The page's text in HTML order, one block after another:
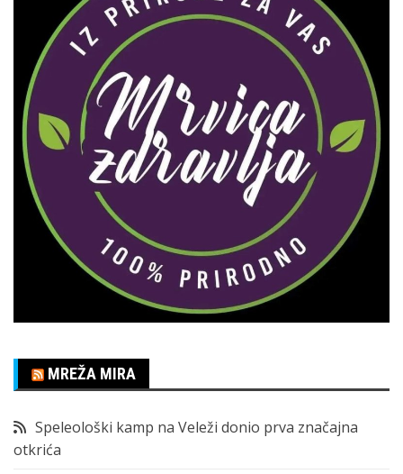
MREŽA MIRA
Speleološki kamp na Veleži donio prva značajna
otkrića